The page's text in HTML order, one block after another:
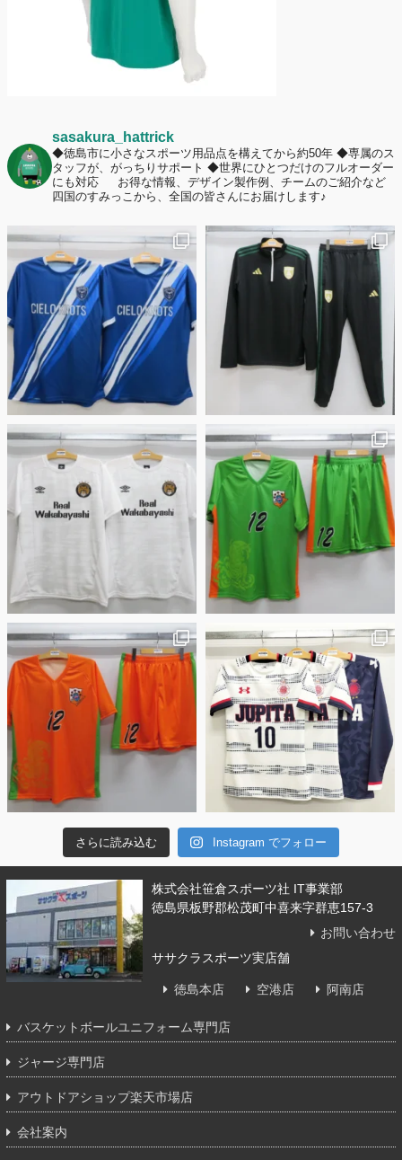
sasakura_hattrick
◆徳島市に小さなスポーツ用品点を構えてから約50年 ◆専属のス
タッフが、がっちりサポート ◆世界にひとつだけのフルオーダー
にも対応
お得な情報、デザイン製作例、チームのご紹介など
四国のすみっこから、全国の皆さんにお届けします♪
さらに読み込む Instagram でフォロー
株式会社笹倉スポーツ社 IT事業部
徳島県板野郡松茂町中喜来字群恵157-3
お問い合わせ
ササクラスポーツ実店舗
徳島本店 空港店 阿南店
バスケットボールユニフォーム専門店
ジャージ専門店
アウトドアショップ楽天市場店
会社案内